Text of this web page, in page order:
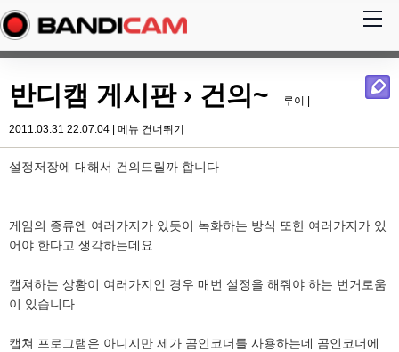
반디캠 게시판› 건의~ 루이 |
2011.03.31 22:07:04 | 메뉴 건너뛰기
설정저장에 대해서 건의드릴까 합니다
게임의 종류엔 여러가지가 있듯이 녹화하는 방식 또한 여러가지가 있
어야 한다고 생각하는데요
캡쳐하는 상황이 여러가지인 경우 매번 설정을 해줘야 하는 번거로움
이 있습니다
캡쳐 프로그램은 아니지만 제가 곰인코더를 사용하는데 곰인코더에